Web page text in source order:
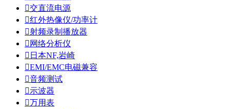
交直流电源
红外热像仪/功率计
射频录制播放器
 网络分析仪
 日本NF,岩崎
EMI/EMC电磁兼容
音频测试
示波器
万用表